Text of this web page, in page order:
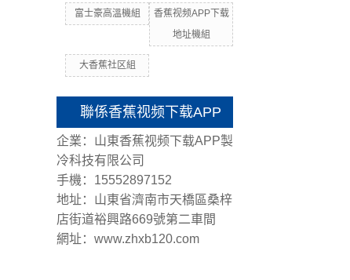
富士豪高溫機組
香蕉视频APP下载
地址機組
大香蕉社区組
聯係香蕉视频下载APP
企業：山東香蕉视频下载APP製
冷科技有限公司
手機：15552897152
地址：山東省濟南市天橋區桑梓
店街道裕興路669號第二車間
網址：www.zhxb120.com